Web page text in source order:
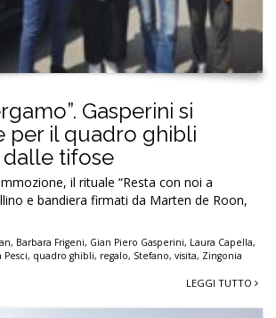
Gasperini si
per il quadro ghibli
tifose
il rituale “Resta con noi a
e bandiera firmati da Marten de Roon,
, Barbara Frigeni, Gian Piero Gasperini, Laura Capella,
Pesci, quadro ghibli, regalo, Stefano, visita, Zingonia
LEGGI TUTTO